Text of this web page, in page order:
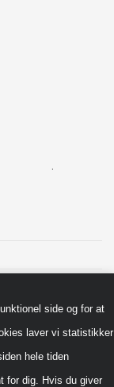
side og for at
laver vi statistikker
hele tiden
for dig. Hvis du giver
.